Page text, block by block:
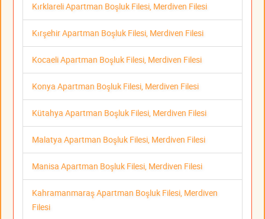
Kırklareli Apartman Boşluk Filesi, Merdiven Filesi
Kırşehir Apartman Boşluk Filesi, Merdiven Filesi
Kocaeli Apartman Boşluk Filesi, Merdiven Filesi
Konya Apartman Boşluk Filesi, Merdiven Filesi
Kütahya Apartman Boşluk Filesi, Merdiven Filesi
Malatya Apartman Boşluk Filesi, Merdiven Filesi
Manisa Apartman Boşluk Filesi, Merdiven Filesi
Kahramanmaraş Apartman Boşluk Filesi, Merdiven
Filesi